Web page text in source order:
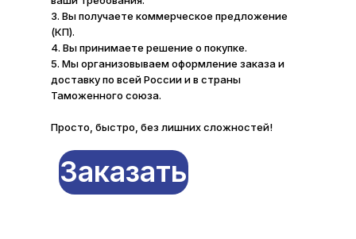
3. Вы получаете коммерческое предложение
(КП).
4. Вы принимаете решение о покупке.
5. Мы организовываем оформление заказа и
доставку по всей России и в страны
Таможенного союза.
Просто, быстро, без лишних сложностей!
Заказать